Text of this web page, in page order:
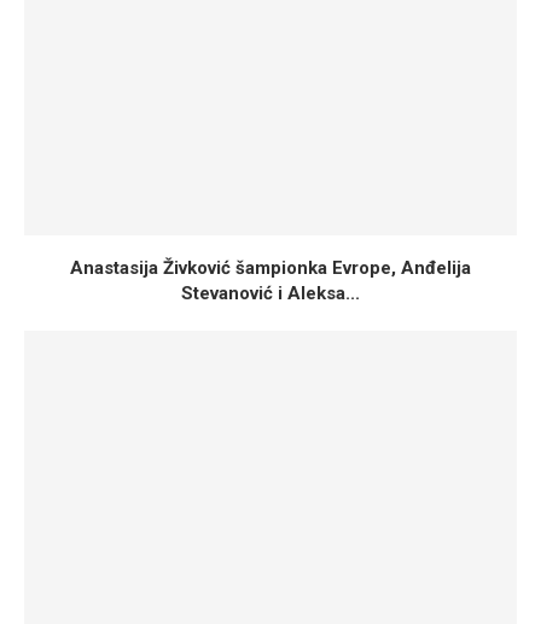
Anastasija Živković šampionka Evrope, Anđelija
Stevanović i Aleksa...